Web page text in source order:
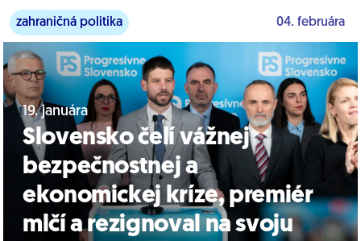
zahraničná politika 04. februára
19. januára
Slovensko čelí vážnej
bezpečnostnej a
ekonomickej kríze, premiér
mlčí a rezignoval na svoju